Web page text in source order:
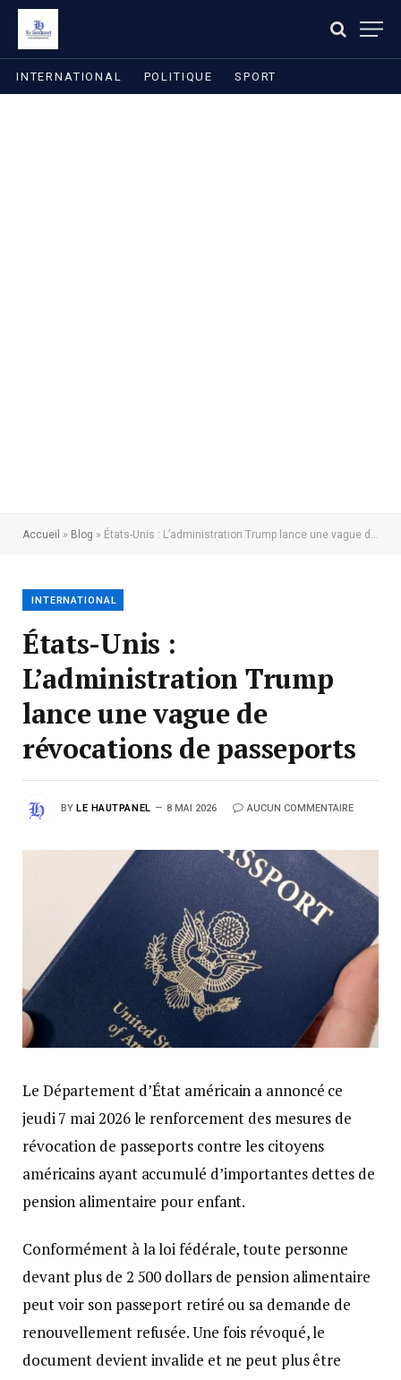
INTERNATIONAL POLITIQUE SPORT
Accueil » Blog » États-Unis : L’administration Trump lance une vague de révocations de passeports
INTERNATIONAL
États-Unis :
L’administration Trump
lance une vague de
révocations de passeports
BY LE HAUTPANEL 8 MAI 2026 AUCUN COMMENTAIRE
Le Département d’État américain a annoncé ce
jeudi 7 mai 2026 le renforcement des mesures de
révocation de passeports contre les citoyens
américains ayant accumulé d’importantes dettes de
pension alimentaire pour enfant.
Conformément à la loi fédérale, toute personne
devant plus de 2 500 dollars de pension alimentaire
peut voir son passeport retiré ou sa demande de
renouvellement refusée. Une fois révoqué, le
document devient invalide et ne peut plus être